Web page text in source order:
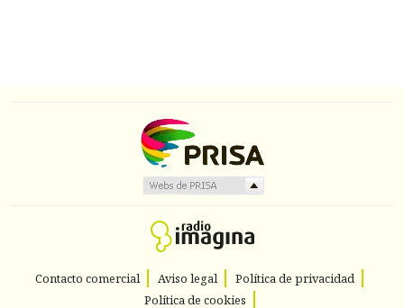
Contacto comercial Aviso legal
Política de privacidad
Política de cookies